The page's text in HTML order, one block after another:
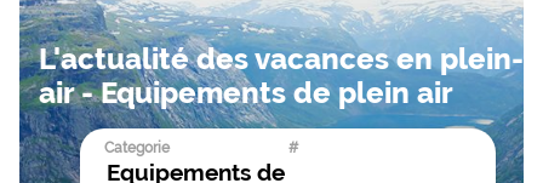
L'actualité des vacances en plein-
air - Equipements de plein air
Categorie #